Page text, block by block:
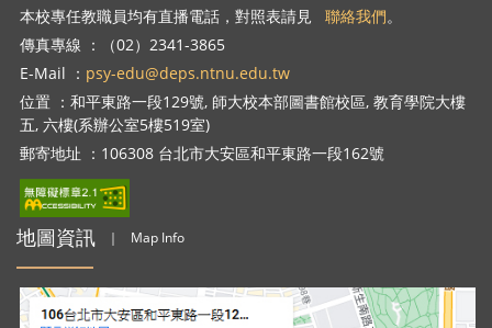
本校專任教職員均有直播電話，對照表請見 聯絡我們。
傳真專線 ：（02）2341-3865
E-Mail ： psy-edu@deps.ntnu.edu.tw
位置 ：和平東路一段129號, 師大校本部圖書館校區, 教育學院大樓
五, 六樓(系辦公室5樓519室)
郵寄地址 ：106308 台北市大安區和平東路一段162號
地圖資訊 ｜ Map Info